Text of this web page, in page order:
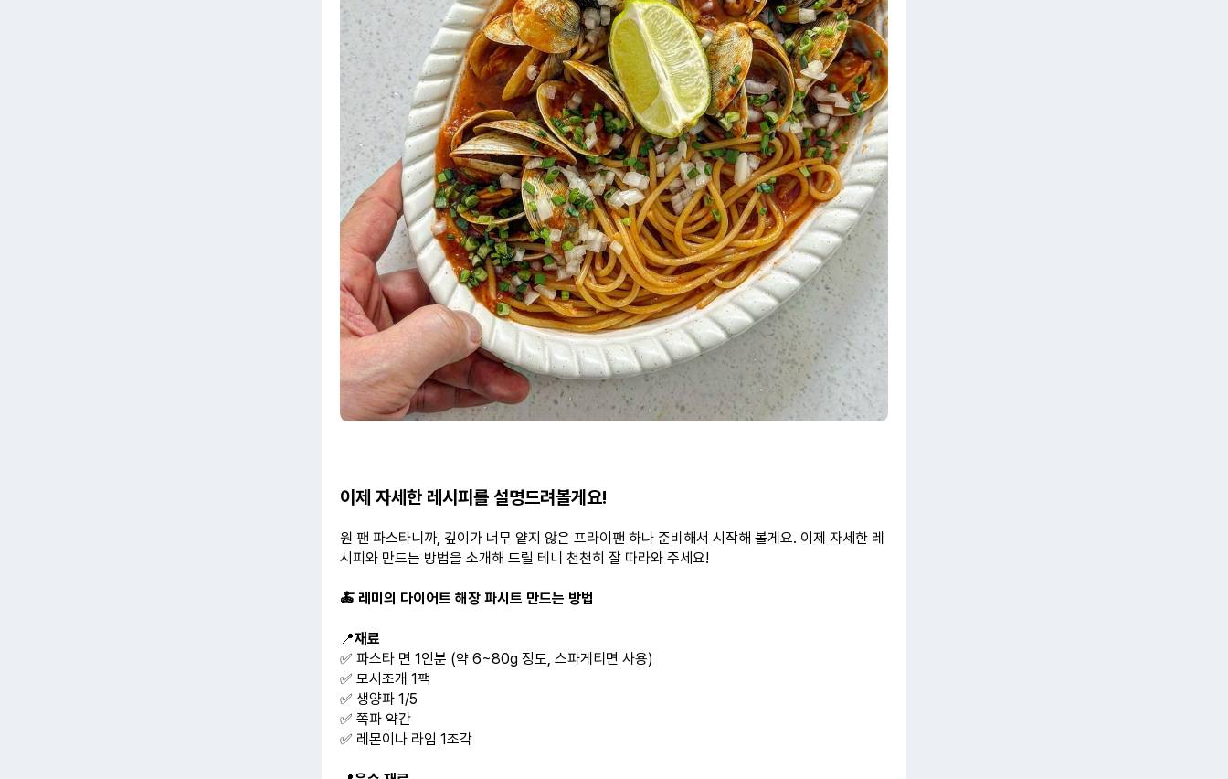
이제 자세한 레시피를 설명드려볼게요!
원 팬 파스타니까, 깊이가 너무 얕지 않은 프라이팬 하나 준비해서 시작해 볼게요. 이제 자세한 레
시피와 만드는 방법을 소개해 드릴 테니 천천히 잘 따라와 주세요!
🍝 레미의 다이어트 해장 파시트 만드는 방법
📍재료
✅ 파스타 면 1인분 (약 6~80g 정도, 스파게티면 사용)
✅ 모시조개 1팩
✅ 생양파 1/5
✅ 쪽파 약간
✅ 레몬이나 라임 1조각